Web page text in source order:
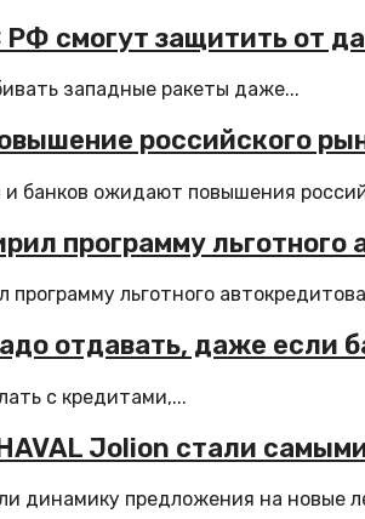
смогут защитить от
западные ракеты даже...
российского
банков ожидают повышения
программу
льготного
отдавать, даже если
с кредитами,...
Jolion стали
динамику предложения на новые